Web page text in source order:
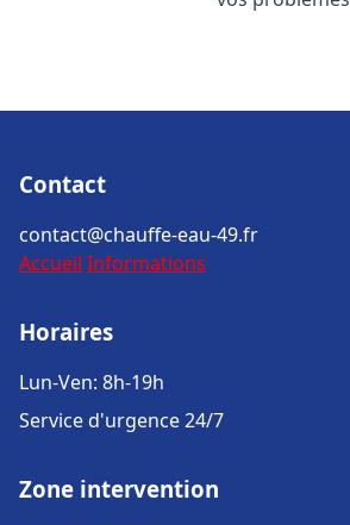
Contact
contact@chauffe-eau-49.fr
Accueil Informations
Horaires
Lun-Ven: 8h-19h
Service d'urgence 24/7
Zone intervention